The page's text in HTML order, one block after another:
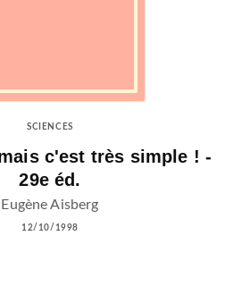
SCIENCES
c'est très simple ! -
29e éd.
Eugène Aisberg
12/10/1998